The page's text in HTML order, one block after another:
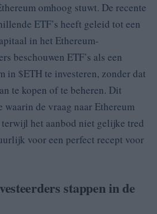
omhoog stuwt. De recente
ETF’s heeft geleid tot een
in het Ethereum-
beschouwen ETF’s als een
in $ETH te investeren, zonder dat
te kopen of te beheren. Dit
waarin de vraag naar Ethereum
het aanbod niet gelijke tred
voor een perfect recept voor
stappen in de